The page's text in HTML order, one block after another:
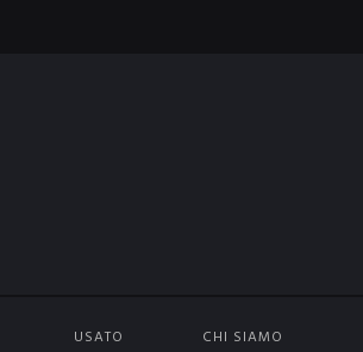
USATO CHI SIAMO